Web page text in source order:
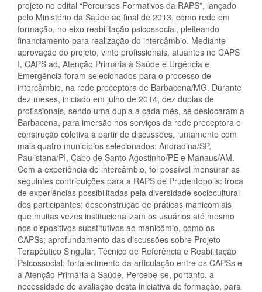
projeto no edital “Percursos Formativos da RAPS”, lançado
pelo Ministério da Saúde ao final de 2013, como rede em
formação, no eixo reabilitação psicossocial, pleiteando
financiamento para realização do intercâmbio. Mediante
aprovação do projeto, vinte profissionais, atuantes no CAPS
I, CAPS ad, Atenção Primária à Saúde e Urgência e
Emergência foram selecionados para o processo de
intercâmbio, na rede preceptora de Barbacena/MG. Durante
dez meses, iniciado em julho de 2014, dez duplas de
profissionais, sendo uma dupla a cada mês, se deslocaram a
Barbacena, para imersão nos serviços da rede preceptora e
construção coletiva a partir de discussões, juntamente com
mais quatro municípios selecionados: Andradina/SP,
Paulistana/PI, Cabo de Santo Agostinho/PE e Manaus/AM.
Com a experiência de intercâmbio, foi possível mensurar as
seguintes contribuições para a RAPS de Prudentópolis: troca
de experiências possibilitadas pela diversidade sociocultural
dos participantes; desconstrução de práticas manicomiais
que muitas vezes institucionalizam os usuários até mesmo
nos dispositivos substitutivos ao manicômio, como os
CAPSs; aprofundamento das discussões sobre Projeto
Terapêutico Singular, Técnico de Referência e Reabilitação
Psicossocial; fortalecimento da articulação entre os CAPSs e
a Atenção Primária à Saúde. Percebe-se, portanto, a
necessidade de avaliação desta iniciativa de formação, para